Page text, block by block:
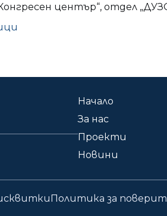
център“, отдел
Начало
За нас
Проекти
Новини
Политика за